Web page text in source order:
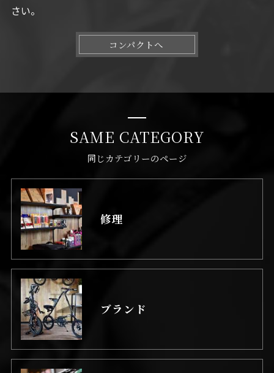
さい。
コンパクトへ
同じカテゴリーのページ
SAME CATEGORY
修理
ブランド